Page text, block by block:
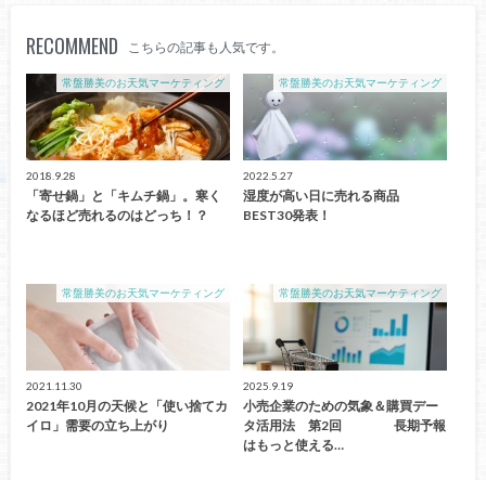
RECOMMEND こちらの記事も人気です。
常盤勝美のお天気マーケティング
2018.9.28
「寄せ鍋」と「キムチ鍋」。寒く
なるほど売れるのはどっち！？
常盤勝美のお天気マーケティング
2022.5.27
湿度が高い日に売れる商品
BEST30発表！
常盤勝美のお天気マーケティング
2021.11.30
2021年10月の天候と「使い捨てカ
イロ」需要の立ち上がり
常盤勝美のお天気マーケティング
2025.9.19
小売企業のための気象＆購買デー
タ活用法 第2回 長期予報
はもっと使える…